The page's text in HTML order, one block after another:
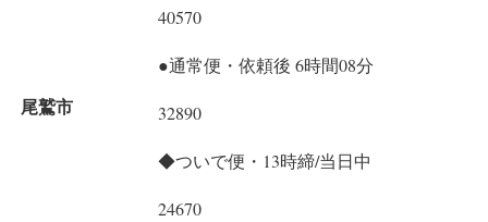
尾鷲市
40570
●通常便・依頼後 6時間08分
32890
◆ついで便・13時締/当日中
24670